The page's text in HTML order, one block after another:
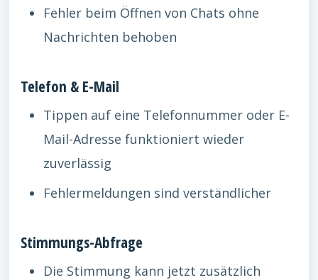
Fehler beim Öffnen von Chats ohne
Nachrichten behoben
Telefon & E-Mail
Tippen auf eine Telefonnummer oder E-
Mail-Adresse funktioniert wieder
zuverlässig
Fehlermeldungen sind verständlicher
Stimmungs-Abfrage
Die Stimmung kann jetzt zusätzlich